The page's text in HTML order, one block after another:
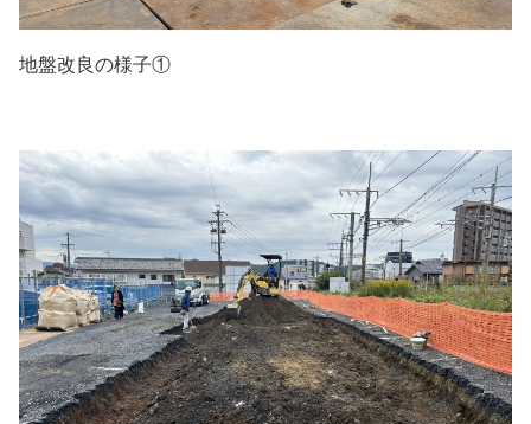
地盤改良の様子①